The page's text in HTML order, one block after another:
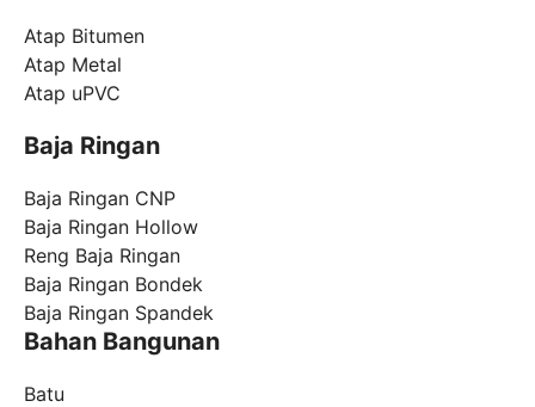
Atap Bitumen
Atap Metal
Atap uPVC
Baja Ringan
Baja Ringan CNP
Baja Ringan Hollow
Reng Baja Ringan
Baja Ringan Bondek
Baja Ringan Spandek
Bahan Bangunan
Batu